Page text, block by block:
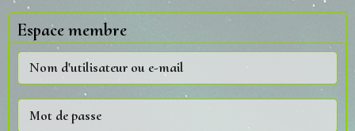
Espace membre